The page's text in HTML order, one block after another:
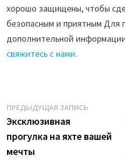
хорошо защищены, чтобы
безопасным и приятным Для
дополнительной
свяжитесь с нами.
Навигация
по
записям
ПРЕДЫДУЩАЯ ЗАПИСЬ
Эксклюзивная
прогулка на яхте вашей
мечты